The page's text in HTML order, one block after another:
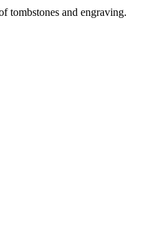
tombstones and engraving.